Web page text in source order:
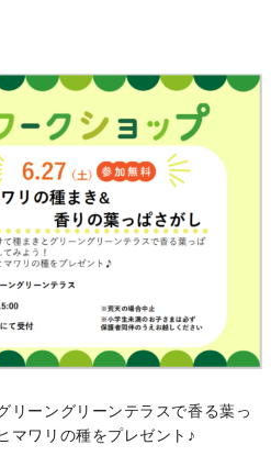
リーングリーンテラスで香る葉っ
マワリの種をプレゼント♪